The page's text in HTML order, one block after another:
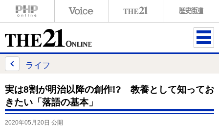
ME
ライフ
実は8割が明治以降の創作!? 教養として知ってお
きたい「落語の基本」
2020年05月20日 公開